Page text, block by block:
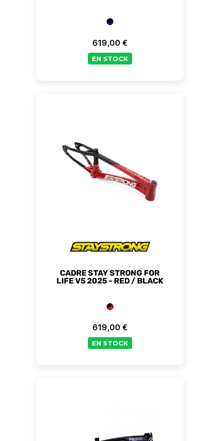
Prix
619,00 €
EN STOCK
CADRE STAY STRONG FOR
LIFE V5 2025 - RED / BLACK
Prix
619,00 €
EN STOCK